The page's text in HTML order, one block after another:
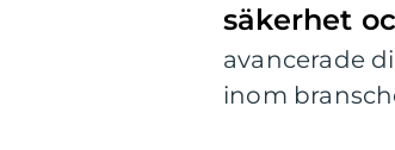
säkerhet
avancerade
inom